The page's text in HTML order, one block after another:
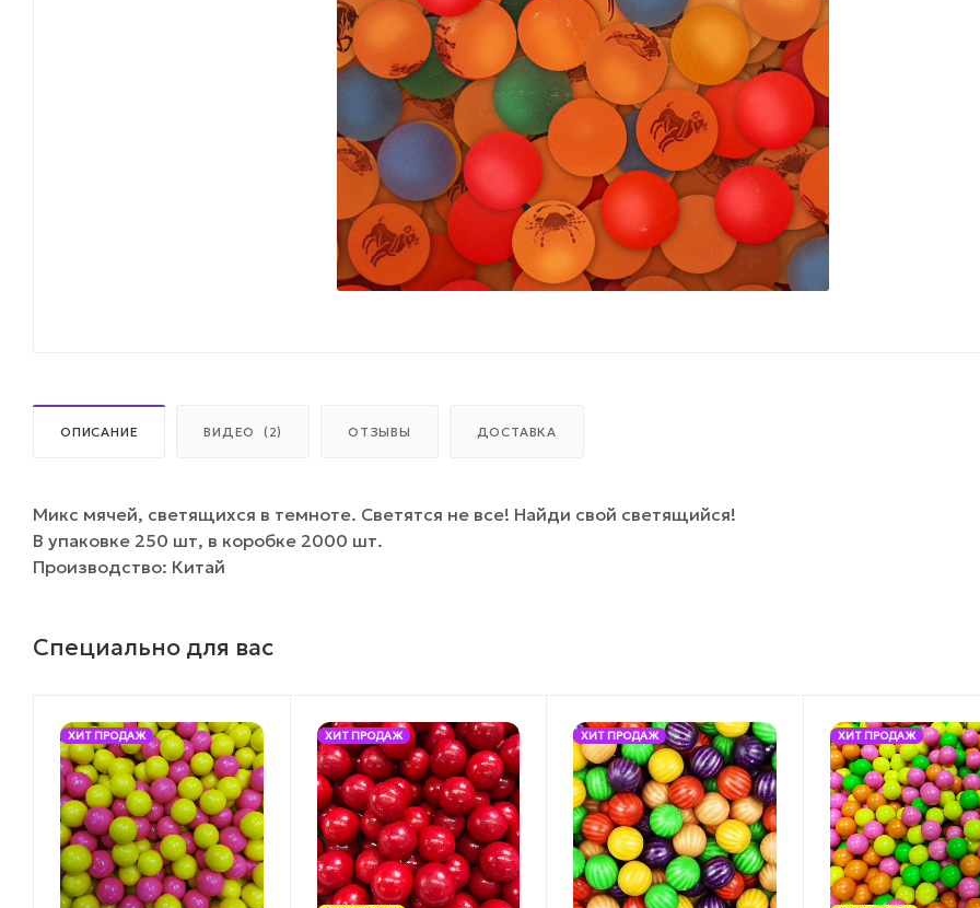
ОПИСАНИЕ ВИДЕО (2) ОТЗЫВЫ ДОСТАВКА
Микс мячей, светящихся в темноте. Светятся не все! Найди свой светящийся!
В упаковке 250 шт, в коробке 2000 шт.
Производство: Китай
Специально для вас
ХИТ ПРОДАЖ ХИТ ПРОДАЖ ХИТ ПРОДАЖ ХИТ ПРОДАЖ